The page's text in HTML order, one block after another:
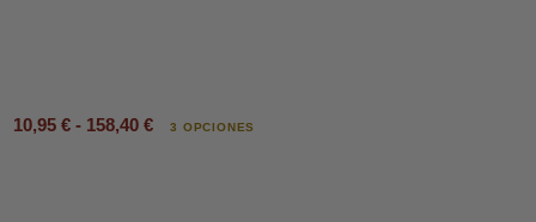
10,95 € - 158,40 € 3 OPCIONES